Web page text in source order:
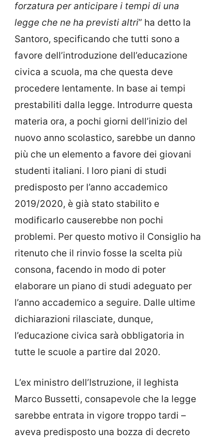
forzatura per anticipare i tempi di una
legge che ne ha previsti altri” ha detto la
Santoro, specificando che tutti sono a
favore dell’introduzione dell’educazione
civica a scuola, ma che questa deve
procedere lentamente. In base ai tempi
prestabiliti dalla legge. Introdurre questa
materia ora, a pochi giorni dell’inizio del
nuovo anno scolastico, sarebbe un danno
più che un elemento a favore dei giovani
studenti italiani. I loro piani di studi
predisposto per l’anno accademico
2019/2020, è già stato stabilito e
modificarlo causerebbe non pochi
problemi. Per questo motivo il Consiglio ha
ritenuto che il rinvio fosse la scelta più
consona, facendo in modo di poter
elaborare un piano di studi adeguato per
l’anno accademico a seguire. Dalle ultime
dichiarazioni rilasciate, dunque,
l’educazione civica sarà obbligatoria in
tutte le scuole a partire dal 2020.
L’ex ministro dell’Istruzione, il leghista
Marco Bussetti, consapevole che la legge
sarebbe entrata in vigore troppo tardi –
aveva predisposto una bozza di decreto